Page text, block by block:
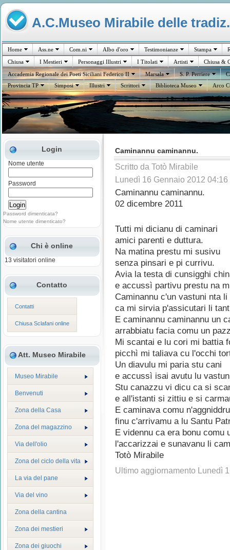
A.C.Museo Mirabile delle
Home Ass.ne Com.ni Albo d'oro Testimonianze Stampa
Chiusa
I Mestieri Personaggi Illustri I Titolati Artisti
Chiusa &
Accademia Regionale dei Poeti Siciliani Federico II
Marsala S. P. Perriere
Provincia TP
Simposi Illustri Scrittori Biblioteca Museo Arco
Login
Nome utente
Password
Password dimenticata?
Nome utente dimenticato?
Chi è online
13 visitatori online
Contatto
Contatti
Chiusa Sclafani online
Att. Museo Mirabile
Museo Mirabile
Benvenuti
Zona della Casa
Zona del magazzino
Via dell'olio
Zona del ciclo della vita
La via del pane
Via del vino
Zona della cantina
Zona dei mestieri
Zona dei giuochi
Caminannu caminannu.
Scritto da Totò Mirabile
Lunedì 16 Gennaio 2012 04:16
Caminannu caminannu.
02 dicembre 2011
Tutti mi dicianu di caminari
amici parenti e duttura.
Na matina prestu mi susivu
senza pinsari e pi currivu.
Avia la testa di cunsigghi
e accussì partivu prestu na
Caminannu c'un vastuni nta li
ca mi sirvia p'assicutari li
E caminannu caminannu un
arrabbiatu facia comu un
Mi scantai e lu cori mi battia
picchì mi taliava cu l'occhi
Un diavulu mi paria stu cani
e accussì isai avutu lu
Stu canazzu vi dicu ca si
e all'istanti si zittiu e si
E caminava comu
finu c'arrivamu a lu Santu
E vidennu ca era bonu comu
l'accarizzai e sunavanu li
Totò Mirabile
Ultimo aggiornamento Lunedì